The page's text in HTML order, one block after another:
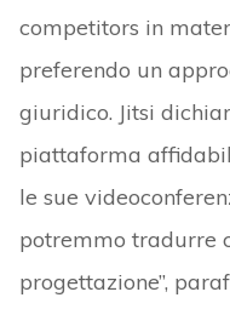
competitors in
preferendo un
giuridico. Jitsi
piattaforma
le sue
potremmo tradurre
progettazione”,